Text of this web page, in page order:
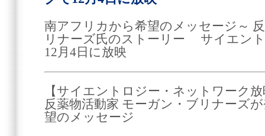
南アフリカから希望のメッセージ～
リナーズ氏のストーリー サイエン
12月4日に放映
【サイエントロジー・ネットワーク
反薬物活動家 モーガン・ブリナーズ
望のメッセージ